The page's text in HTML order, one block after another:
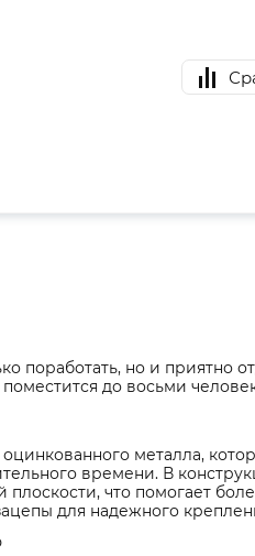
поработать, но и приятно
до восьми
металла,
времени. В
что помогает
для надежного